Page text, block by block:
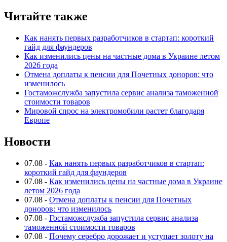
Читайте также
Как нанять первых разработчиков в стартап: короткий
гайд для фаундеров
Как изменились цены на частные дома в Украине летом
2026 года
Отмена доплаты к пенсии для Почетных доноров: что
изменилось
Гостаможслужба запустила сервис анализа таможенной
стоимости товаров
Мировой спрос на электромобили растет благодаря
Европе
Новости
07.08 - Как нанять первых разработчиков в стартап:
короткий гайд для фаундеров
07.08 - Как изменились цены на частные дома в Украине
летом 2026 года
07.08 - Отмена доплаты к пенсии для Почетных
доноров: что изменилось
07.08 - Гостаможслужба запустила сервис анализа
таможенной стоимости товаров
07.08 - Почему серебро дорожает и уступает золоту на